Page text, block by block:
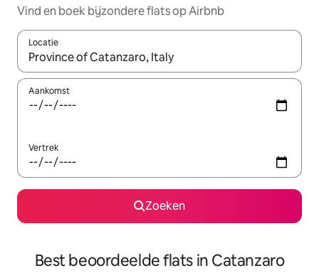
Vind en boek bijzondere flats op Airbnb
Locatie
Wanneer er suggesties beschikbaar zijn, maak je een keuze
Aankomst
Vertrek
Zoeken
Best beoordeelde flats in Catanzaro